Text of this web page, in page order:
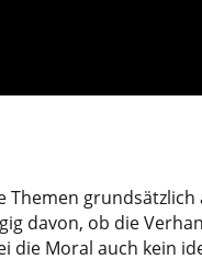
davon, ob die
die Moral auch kein